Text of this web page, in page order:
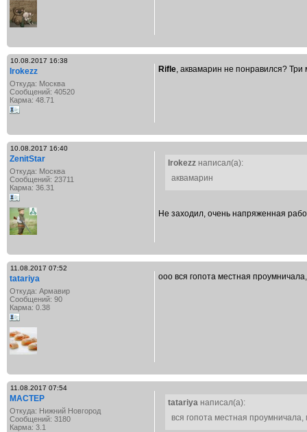
10.08.2017 16:38
Irokezz
Откуда: Москва
Сообщений: 40520
Карма: 48.71
Rifle, аквамарин не понравился? Три
10.08.2017 16:40
ZenitStar
Откуда: Москва
Сообщений: 23711
Карма: 36.31
Irokezz написал(а):
аквамарин
Не заходил, очень напряженная
11.08.2017 07:52
tatariya
Откуда: Армавир
Сообщений: 90
Карма: 0.38
ооо вся гопота местная
11.08.2017 07:54
MACTEP
Откуда: Нижний Новгород
Сообщений: 3180
Карма: 3.1
tatariya написал(а):
вся гопота местная